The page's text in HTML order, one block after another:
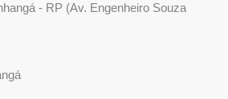
- RP (Av. Engenheiro Souza